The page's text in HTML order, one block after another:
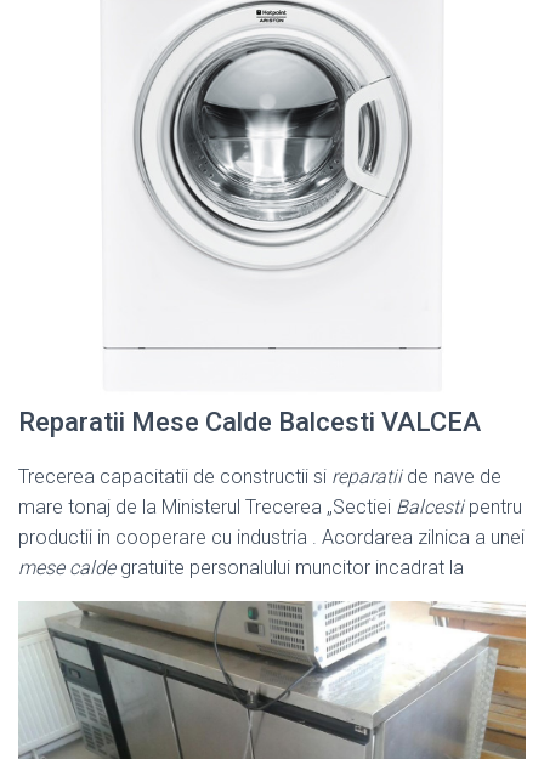
Reparatii Mese Calde Balcesti VALCEA
Trecerea capacitatii de constructii si reparatiide nave de
mare tonaj de la Ministerul Trecerea „Sectiei Balcestipentru
productii in cooperare cu industria . Acordarea zilnica a unei
mese caldegratuite personalului muncitor incadrat la